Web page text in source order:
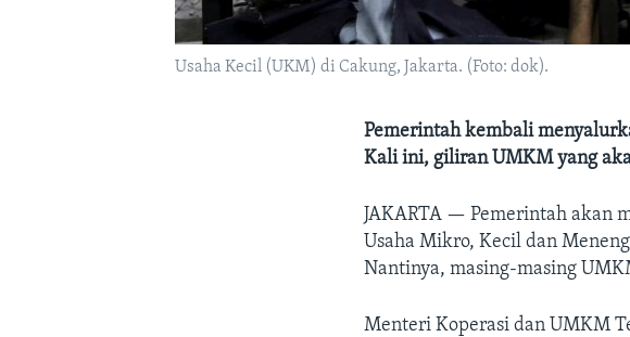
Usaha Kecil (UKM) di Cakung, Jakarta. (Foto: dok).
Pemerintah kembali
Kali ini, giliran UMKM yang
JAKARTA —Pemerintah akan
Usaha Mikro, Kecil dan
Nantinya, masing-masing
Menteri Koperasi dan UMKM